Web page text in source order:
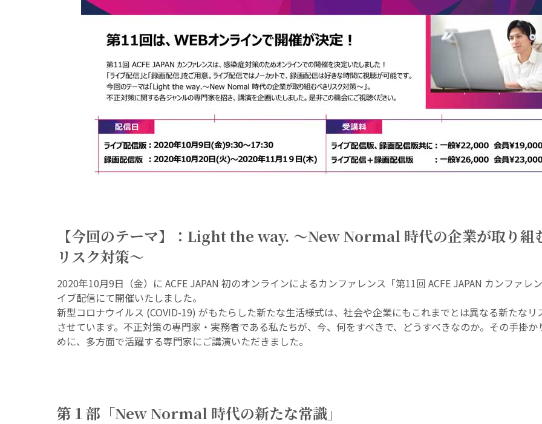
【今回のテーマ】：Light the way. ～New Normal 時代の企業が取り組
リスク対策～
2020年10月9日（金）に ACFE JAPAN 初のオンラインによるカンファレンス「第11回 ACFE JAPAN カンファレ
イブ配信にて開催いたしました。
新型コロナウイルス (COVID-19) がもたらした新たな生活様式は、社会や企業にもこれまでとは異なる新たなリ
させています。不正対策の専門家・実務者である私たちが、今、何をすべきで、どうすべきなのか。その手掛か
めに、多方面で活躍する専門家にご講演いただきました。
第１部「New Normal 時代の新たな常識」